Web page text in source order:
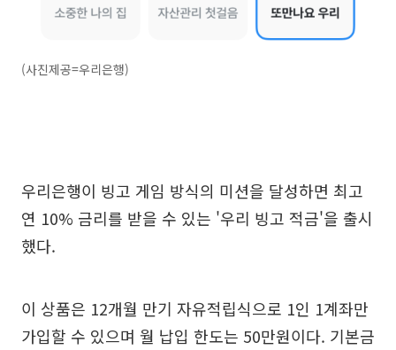
(사진제공=우리은행)
우리은행이 빙고 게임 방식의 미션을 달성하면 최고
연 10% 금리를 받을 수 있는 '우리 빙고 적금'을 출시
했다.
이 상품은 12개월 만기 자유적립식으로 1인 1계좌만
가입할 수 있으며 월 납입 한도는 50만원이다. 기본금